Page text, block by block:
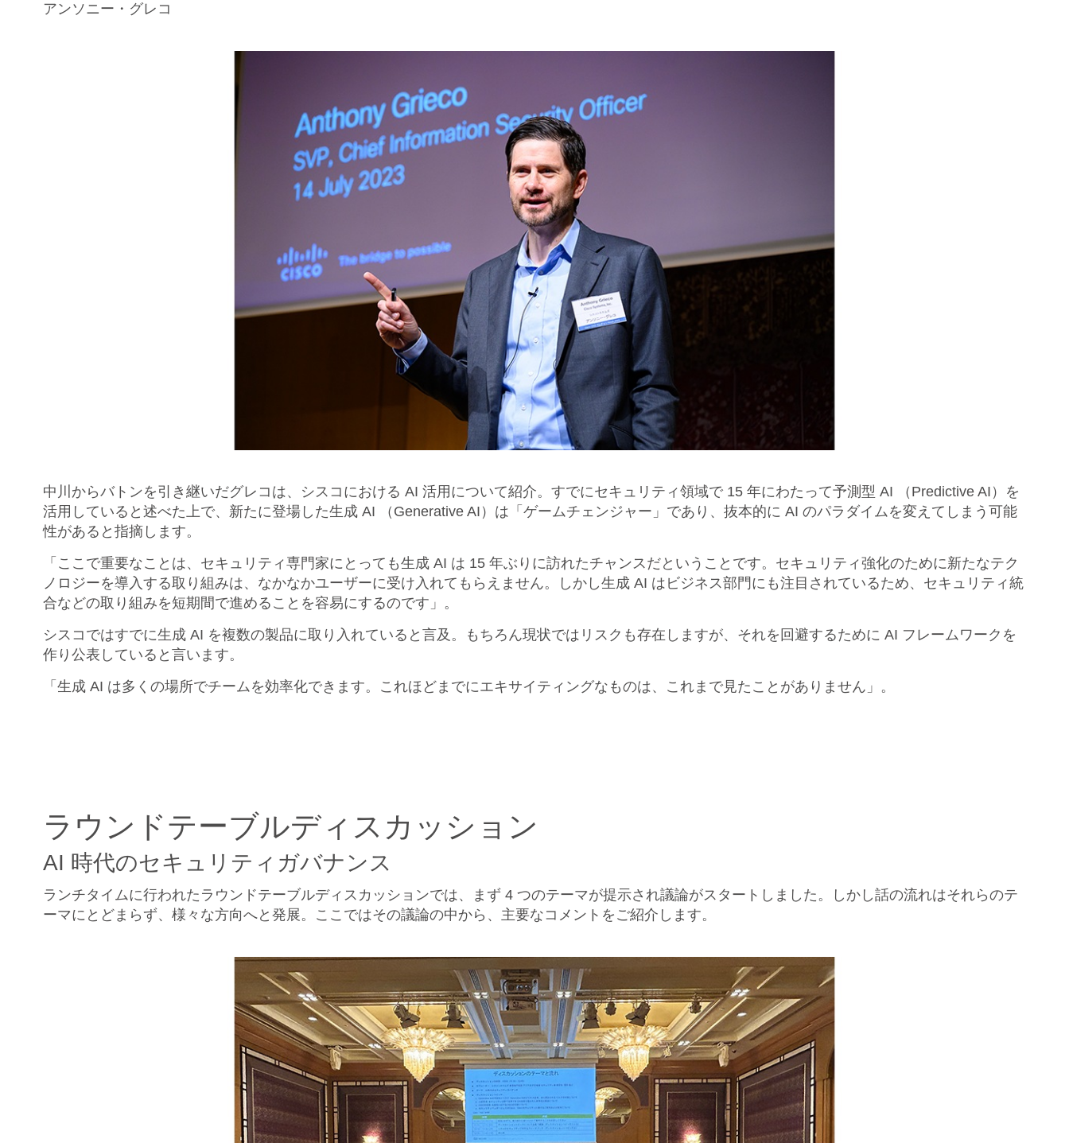
アンソニー・グレコ
中川からバトンを引き継いだグレコは、シスコにおける AI 活用について紹介。すでにセキュリティ領域で 15 年にわたって予測型 AI （Predictive AI）を
活用していると述べた上で、新たに登場した生成 AI （Generative AI）は「ゲームチェンジャー」であり、抜本的に AI のパラダイムを変えてしまう可能
性があると指摘します。
「ここで重要なことは、セキュリティ専門家にとっても生成 AI は 15 年ぶりに訪れたチャンスだということです。セキュリティ強化のために新たなテク
ノロジーを導入する取り組みは、なかなかユーザーに受け入れてもらえません。しかし生成 AI はビジネス部門にも注目されているため、セキュリティ統
合などの取り組みを短期間で進めることを容易にするのです」。
シスコではすでに生成 AI を複数の製品に取り入れていると言及。もちろん現状ではリスクも存在しますが、それを回避するために AI フレームワークを
作り公表していると言います。
「生成 AI は多くの場所でチームを効率化できます。これほどまでにエキサイティングなものは、これまで見たことがありません」。
ラウンドテーブルディスカッション
AI 時代のセキュリティガバナンス
ランチタイムに行われたラウンドテーブルディスカッションでは、まず 4 つのテーマが提示され議論がスタートしました。しかし話の流れはそれらのテ
ーマにとどまらず、様々な方向へと発展。ここではその議論の中から、主要なコメントをご紹介します。